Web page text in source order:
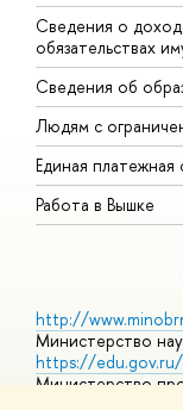
Сведения о
обязательствах
Сведения об
Людям с
Единая платежная
Работа в Вышке
http://
Министерство
https://edu.gov.ru/
Министерство